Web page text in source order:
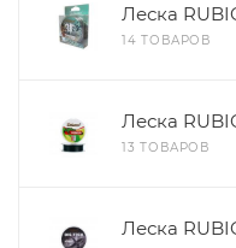
Леска
14 ТОВАРОВ
Леска
13 ТОВАРОВ
Леска